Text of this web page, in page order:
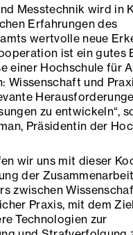
Messtechnik wird in
Erfahrungen des
wertvolle neue
ist ein gutes
einer Hochschule für
Wissenschaft und
zu entwickeln“,
Präsidentin der
wir uns mit dieser
der
zwischen
Praxis, mit dem
Technologien zur